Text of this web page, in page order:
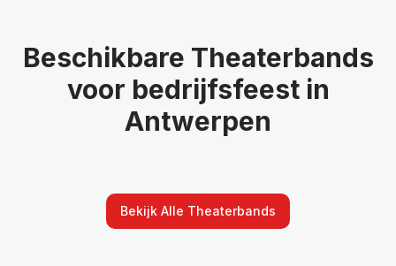
Beschikbare Theaterbands
voor bedrijfsfeestin
Antwerpen
Bekijk Alle Theaterbands